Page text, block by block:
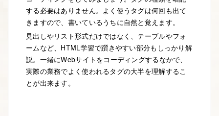
する必要はありません。よく使うタグは何回も出て
きますので、書いているうちに自然と覚えます。
見出しやリスト形式だけではなく、テーブルやフォ
ームなど、HTML学習で躓きやすい部分もしっかり解
説。一緒にWebサイトをコーディングするなかで、
実際の業務でよく使われるタグの大半を理解するこ
とが出来ます。